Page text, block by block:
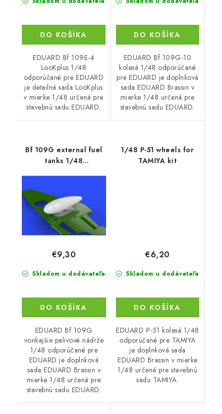
DO KOŠÍKA
EDUARD Bf 109E-4
LööKplus 1/48
odporúčané pre EDUARD
je detailná sada LööKplus
v mierke 1/48 určená pre
stavebnú sadu EDUARD.
DO KOŠÍKA
EDUARD Bf 109G-10
kolesá 1/48 odporúčané
pre EDUARD je doplnková
sada EDUARD Brassin v
mierke 1/48 určená pre
stavebnú sadu EDUARD.
Bf 109G external fuel
tanks 1/48
Skladom u dodávateľa
€9,30
DO KOŠÍKA
EDUARD Bf 109G
vonkajšie palivové nádrže
1/48 odporúčané pre
EDUARD je doplnková
sada EDUARD Brassin v
mierke 1/48 určená pre
stavebnú sadu EDUARD.
1/48 P-51 wheels for
TAMIYA kit
Skladom u dodávateľa
€6,20
DO KOŠÍKA
EDUARD P-51 kolesá 1/48
odporúčané pre TAMIYA
je doplnková sada
EDUARD Brassin v mierke
1/48 určená pre stavebnú
sadu TAMIYA.